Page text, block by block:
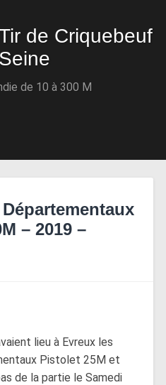
de Criquebeuf
de 10 à 300 M
– 2019 –
lieu à Evreux les
Pistolet 25M et
de la partie le Samedi